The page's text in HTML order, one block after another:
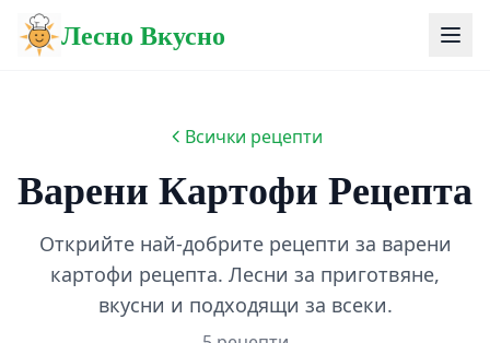
Лесно Вкусно
Всички рецепти
Варени Картофи Рецепта
Открийте най-добрите рецепти за варени
картофи рецепта. Лесни за приготвяне,
вкусни и подходящи за всеки.